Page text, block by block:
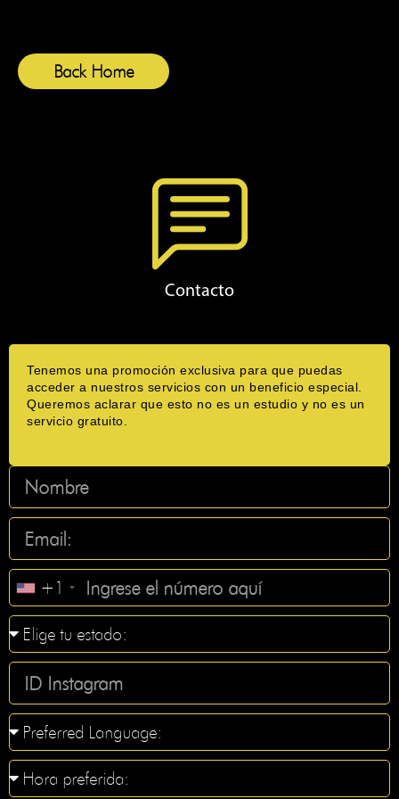
Back Home
Contacto
Tenemos una promoción exclusiva para que puedas
acceder a nuestros servicios con un beneficio especial.
Queremos aclarar que esto no es un estudio y no es un
servicio gratuito.
+1